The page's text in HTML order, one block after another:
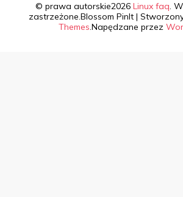
© prawa autorskie2026 Linux faq.
zastrzeżone.Blossom PinIt |
Themes.Napędzane przez